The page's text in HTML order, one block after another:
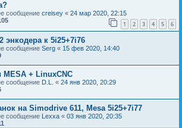
сообщение creisey « 24 мар 2020, 22:15
1 2 3 4 5 6
энкодера к 5i25+7i76
сообщение Serg « 15 фев 2020, 14:40
MESA + LinuxCNC
сообщение D.L. « 24 янв 2020, 20:29
на Simodrive 611, Mesa 5i25+7i77
сообщение Lexxa « 03 янв 2020, 20:35